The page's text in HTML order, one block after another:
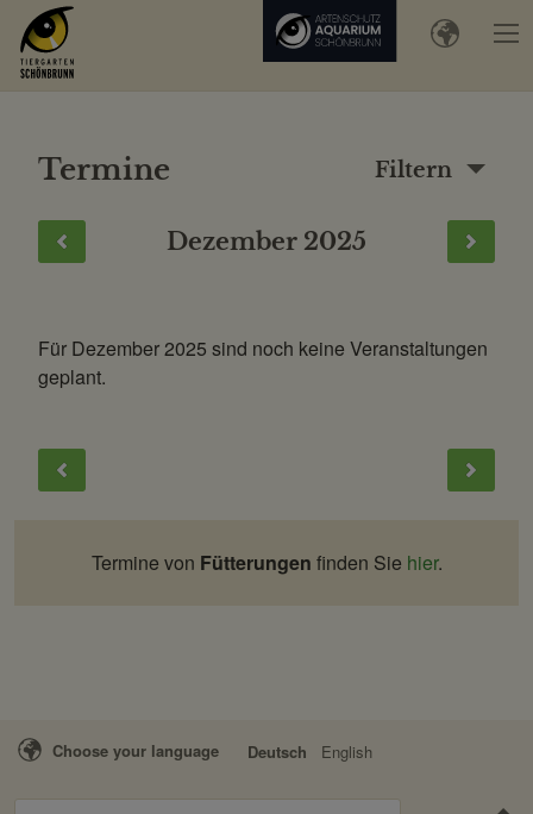
Termine Filtern
Dezember 2025
Für Dezember 2025 sind noch keine Veranstaltungen
geplant.
Termine von Fütterungen finden Sie hier.
Choose your language Deutsch English